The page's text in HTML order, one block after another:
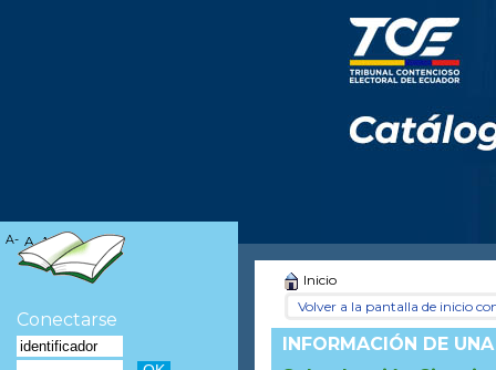
Inicio
Volver a la pantalla de inicio
INFORMACIÓN DE
A- A A+
Conectarse